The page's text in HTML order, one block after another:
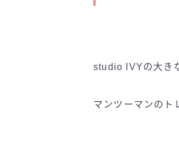
studio IVYの大き
マンツーマンのト